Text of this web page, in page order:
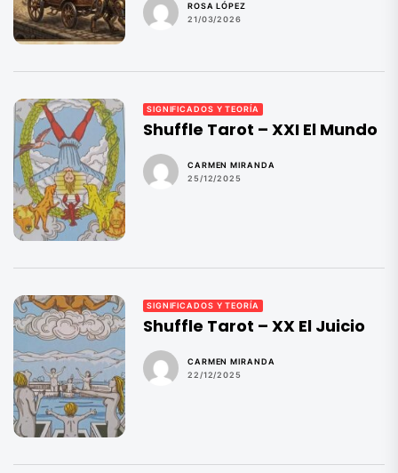
ROSA LÓPEZ
21/03/2026
SIGNIFICADOS Y TEORÍA
Shuffle Tarot – XXI El Mundo
CARMEN MIRANDA
25/12/2025
SIGNIFICADOS Y TEORÍA
Shuffle Tarot – XX El Juicio
CARMEN MIRANDA
22/12/2025